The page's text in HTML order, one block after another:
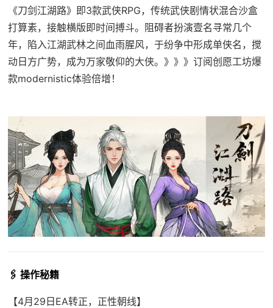
《刀剑江湖路》即3款武侠RPG，传统武侠剧情状混合沙盒
打算素，接触横版即时间搏斗。阻碍者扮演壹名寻常几个
年，陷入江湖武林之间血雨腥风，于纷争中形成单侠名，搅
动日方广势，成为万家敬仰的大侠。》》》订阅创愿工坊爆
款modernistic体验倍增！
🖇️ 操作秘籍
【4月29日EA转正，正性朝线】